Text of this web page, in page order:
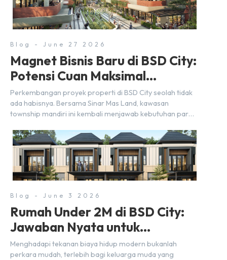
City terus bertransformasi menjadi area hunian modern
yang sangat mendukung […]
Blog - June 27 2026
Magnet Bisnis Baru di BSD City:
Potensi Cuan Maksimal
Selangkah dari Stasiun
Perkembangan proyek properti di BSD City seolah tidak
ada habisnya. Bersama Sinar Mas Land, kawasan
township mandiri ini kembali menjawab kebutuhan para
lewat kehadiran Wander Alley Walk. Ruko terbaru di BSD
City ini datang dengan keunggulan geografis yang
sangat strategis. Letaknya menempel langsung dengan
dua pusat pergerakan massa […]
Blog - June 3 2026
Rumah Under 2M di BSD City:
Jawaban Nyata untuk
Kebutuhan Generasi Sandwich
Menghadapi tekanan biaya hidup modern bukanlah
perkara mudah, terlebih bagi keluarga muda yang